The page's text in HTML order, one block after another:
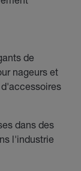
de
nageurs et
dans des
l'industrie